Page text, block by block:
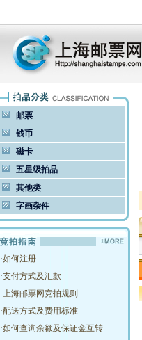
邮票
钱币
磁卡
五星级拍品
其他类
字画杂件
·如何注册
·支付方式及汇款
·上海邮票网竞拍规则
·配送方式及费用标准
·如何查询余额及保证金互转